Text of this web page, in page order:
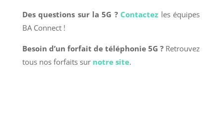
Des questions sur la 5G ? Contactez les équipes
BA Connect !
Besoin d’un forfait de téléphonie 5G ? Retrouvez
tous nos forfaits sur notre site.